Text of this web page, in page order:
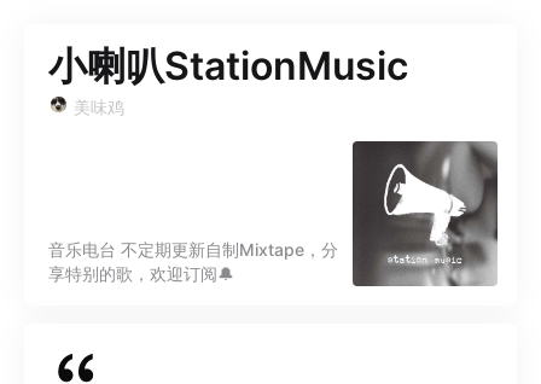
小喇叭StationMusic
美味鸡
音乐电台 不定期更新自制Mixtape，分
享特别的歌，欢迎订阅🔔